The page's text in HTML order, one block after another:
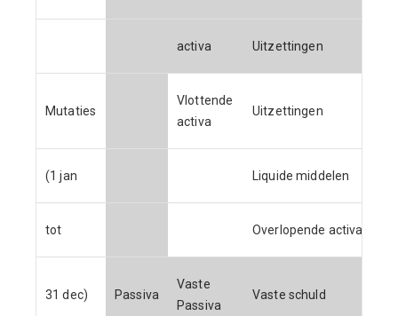
activa Uitzettingen
Mutaties
Vlottende
activa
Uitzettingen
(1 jan Liquide middelen
tot Overlopende activa
31 dec) Passiva
Vaste
Passiva
Vaste schuld